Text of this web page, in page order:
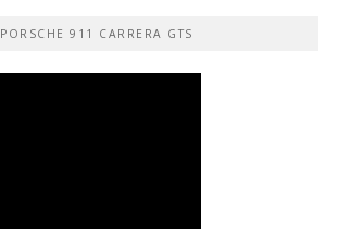
PORSCHE 911 CARRERA GTS